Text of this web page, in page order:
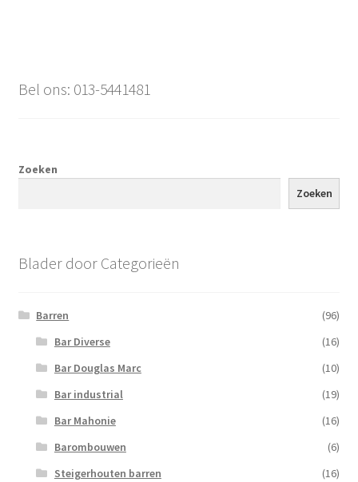
Bel ons: 013-5441481
Zoeken
Zoeken
Blader door Categorieën
Barren
(96)
Bar Diverse
(16)
Bar Douglas Marc
(10)
Bar industrial
(19)
Bar Mahonie
(16)
Barombouwen
(6)
Steigerhouten barren
(16)